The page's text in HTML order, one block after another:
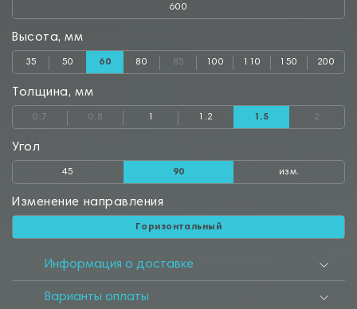
600
Высота, мм
35 50 60 80 85 100 110 150 200
Толщина, мм
0.7 0.8 1.2 1.5 2
Угол
45 90 изм.
Изменение направления
Горизонтальный
Информация о доставке
Варианты оплаты